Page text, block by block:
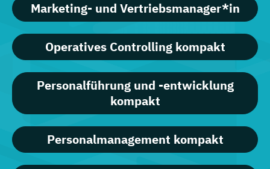
Marketing- und Vertriebsmanager*in
Operatives Controlling kompakt
Personalführung und -entwicklung
kompakt
Personalmanagement kompakt